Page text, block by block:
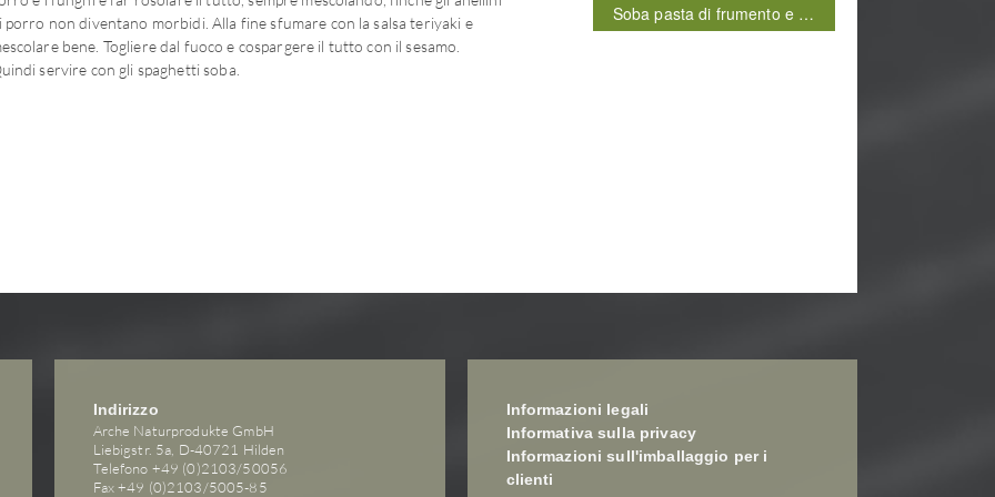
porro non diventano morbidi. Alla fine sfumare con la salsa teriyaki e
bene. Togliere dal fuoco e cospargere il tutto con il sesamo.
servire con gli spaghetti soba.
Soba pasta di frumento e …
Indirizzo
Arche Naturprodukte GmbH
Liebigstr. 5a, D-40721 Hilden
Telefono +49 (0)2103/50056
Fax +49 (0)2103/5005-85
Informazioni legali
Informativa sulla privacy
Informazioni sull'imballaggio per i
clienti